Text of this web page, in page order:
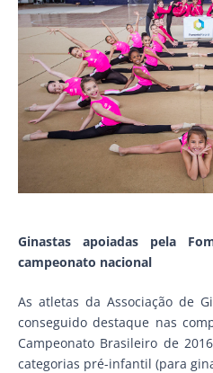
Ginastas apoiadas pela
campeonato nacional
As atletas da Associação de
conseguido destaque nas
Campeonato Brasileiro de
categorias pré-infantil (para